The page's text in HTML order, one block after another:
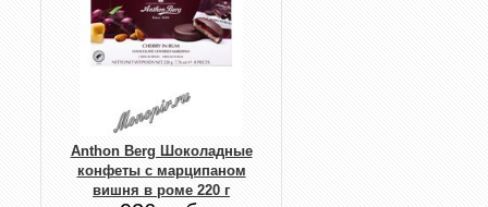
Anthon Berg Шоколадные
конфеты с марципаном
вишня в роме 220 г